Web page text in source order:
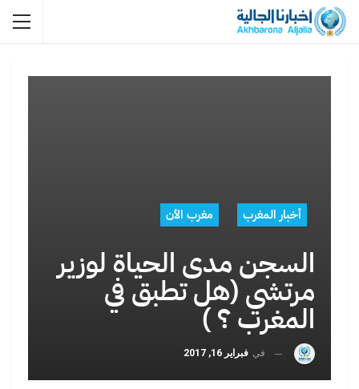
أخبار المغرب مغرب الأن
السجن مدى الحياة لوزير
مرتشي (هل تطبق في
المغرب ؟ )
في فبراير 16, 2017